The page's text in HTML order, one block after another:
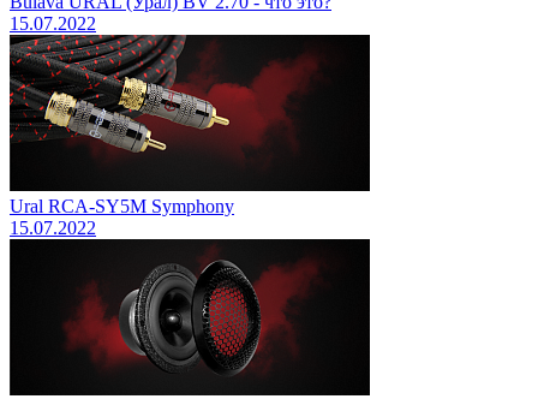
15.07.2022
Ural RCA-SY5M Symphony
15.07.2022